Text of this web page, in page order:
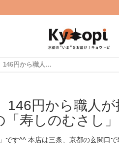
【話題の近大マグロも！】146円から職人が握る本格回転寿司☆京都駅構内の「寿しのむさし」
146円から職人
寿しのむさし」
です^^ 本店は三条、京都の玄関口